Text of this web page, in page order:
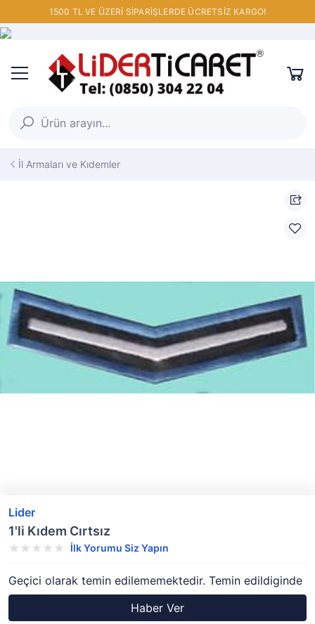
1500 TL VE ÜZERİ SİPARİŞLERDE ÜCRETSİZ KARGO!
İl Armaları ve Kıdemler
Lider
1'li Kıdem Cırtsız
İlk Yorumu Siz Yapın
Geçici olarak temin edilememektedir. Temin edildiginde
Haber Ver